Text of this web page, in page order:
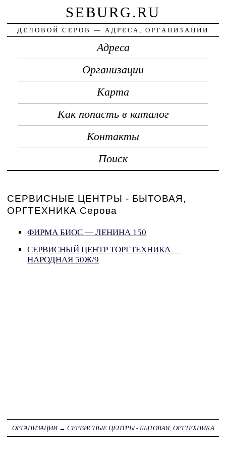
SEBURG.RU
ДЕЛОВОЙ СЕРОВ — АДРЕСА, ОРГАНИЗАЦИИ
Адреса
Организации
Карта
Как попасть в каталог
Контакты
Поиск
СЕРВИСНЫЕ ЦЕНТРЫ - БЫТОВАЯ,
ОРГТЕХНИКА Серова
ФИРМА БИОС — ЛЕНИНА 150
СЕРВИСНЫЙ ЦЕНТР ТОРГТЕХНИКА —
НАРОДНАЯ 50Ж/9
ОРГАНИЗАЦИИ→ СЕРВИСНЫЕ ЦЕНТРЫ - БЫТОВАЯ, ОРГТЕХНИКА